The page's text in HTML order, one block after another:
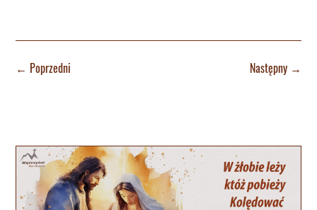
← Poprzedni Następny→